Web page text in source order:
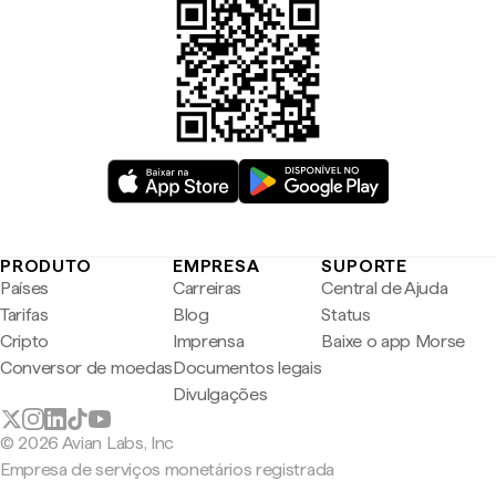
PRODUTO
Países
Tarifas
Cripto
Conversor de moedas
EMPRESA
Carreiras
Blog
Imprensa
Documentos legais
Divulgações
SUPORTE
Central de Ajuda
Status
Baixe o app Morse
© 2026 Avian Labs, Inc
Empresa de serviços monetários registrada